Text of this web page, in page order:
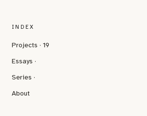
INDEX
Projects · 19
Essays ·
Series ·
About